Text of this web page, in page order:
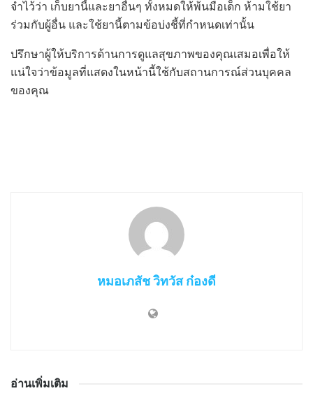
จำไว้ว่า เก็บยานี้และยาอื่นๆ ทั้งหมดให้พ้นมือเด็ก ห้ามใช้ยา
ร่วมกับผู้อื่น และใช้ยานี้ตามข้อบ่งชี้ที่กำหนดเท่านั้น
ปรึกษาผู้ให้บริการด้านการดูแลสุขภาพของคุณเสมอเพื่อให้
แน่ใจว่าข้อมูลที่แสดงในหน้านี้ใช้กับสถานการณ์ส่วนบุคคล
ของคุณ
หมอเภสัช วิทวัส ก๋องดี
อ่านเพิ่มเติม